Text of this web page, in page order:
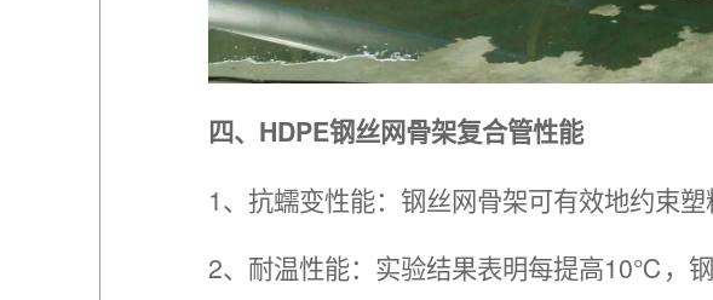
四、HDPE钢丝网骨架复合管性能
1、抗蠕变性能：钢丝网骨架可有效地约束
2、耐温性能：实验结果表明每提高10℃，